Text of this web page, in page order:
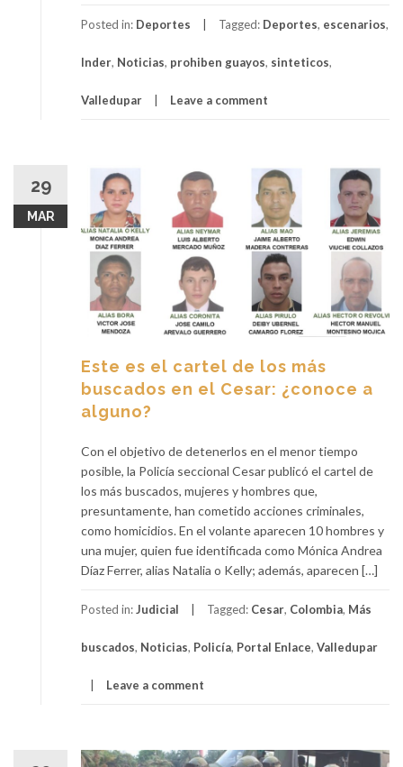
Posted in: Deportes Tagged: Deportes, escenarios,
Inder, Noticias, prohiben guayos, sinteticos,
Valledupar Leave a comment
29
MAR
Este es el cartel de los más
buscados en el Cesar: ¿conoce a
alguno?
Con el objetivo de detenerlos en el menor tiempo
posible, la Policía seccional Cesar publicó el cartel de
los más buscados, mujeres y hombres que,
presuntamente, han cometido acciones criminales,
como homicidios. En el volante aparecen 10 hombres y
una mujer, quien fue identificada como Mónica Andrea
Díaz Ferrer, alias Natalia o Kelly; además, aparecen […]
Posted in:Judicial Tagged: Cesar, Colombia, Más
buscados, Noticias, Policía, Portal Enlace, Valledupar
Leave a comment